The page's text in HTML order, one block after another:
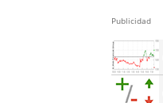
Publicidad